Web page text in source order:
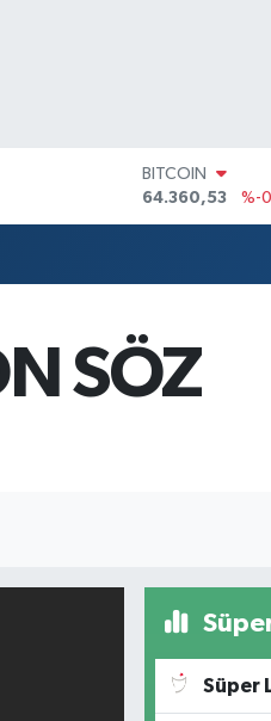
64.360,53
DOLAR
STERLİN
GRAM ALTIN
6574.81
BİST100
SÖZ
Süper